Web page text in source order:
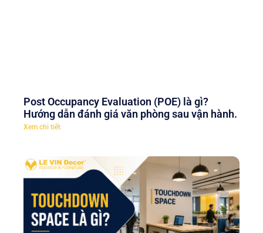
Post Occupancy Evaluation (POE) là gì?
Hướng dẫn đánh giá văn phòng sau vận hành.
Xem chi tiết